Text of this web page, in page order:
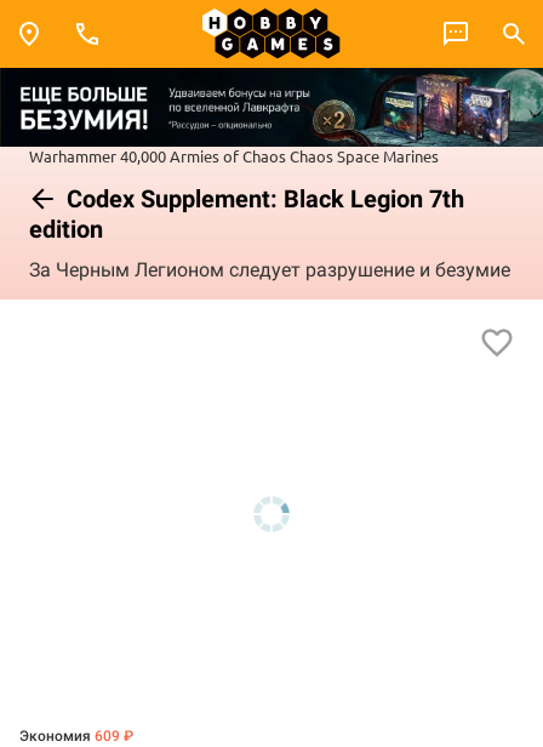
Warhammer 40,000Armies of ChaosChaos Space Marines
Codex Supplement: Black Legion 7th
edition
За Черным Легионом следует разрушение и безумие
Экономия 609 ₽